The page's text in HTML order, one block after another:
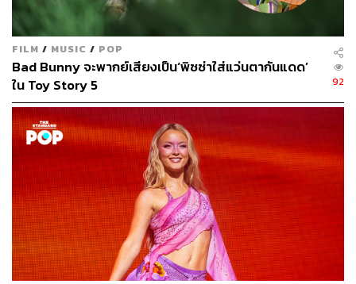
FILM / MUSIC / POP
Bad Bunny จะพากย์เสียงเป็น‘พิซซ่าใส่แว่นตากันแดด’
ใน Toy Story 5
92